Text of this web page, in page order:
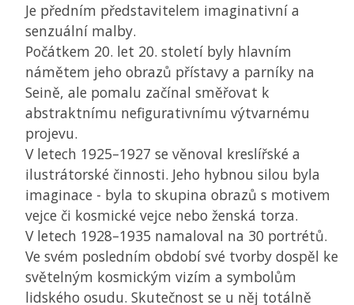
Je předním představitelem imaginativní a
senzuální malby.
Počátkem 20. let 20. století byly hlavním
námětem jeho obrazů přístavy a parníky na
Seině, ale pomalu začínal směřovat k
abstraktnímu nefigurativnímu výtvarnému
projevu.
V letech 1925–1927 se věnoval kreslířské a
ilustrátorské činnosti. Jeho hybnou silou byla
imaginace - byla to skupina obrazů s motivem
vejce či kosmické vejce nebo ženská torza.
V letech 1928–1935 namaloval na 30 portrétů.
Ve svém posledním období své tvorby dospěl ke
světelným kosmickým vizím a symbolům
lidského osudu. Skutečnost se u něj totálně